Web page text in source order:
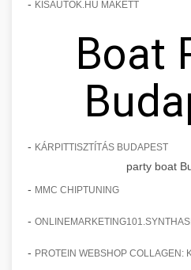
- KISAUTOK.HU MAKETT
Boat
- KÁRPITTISZTÍTÁS BUDAPEST
party boat
- MMC CHIPTUNING
-
- PROTEIN WEBSHOP COLLAGEN: